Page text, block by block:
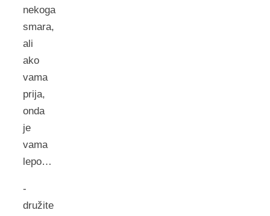
nekoga
smara,
ali
ako
vama
prija,
onda
je
vama
lepo…
-
družite